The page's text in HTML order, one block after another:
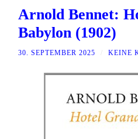
Arnold Bennet:
Babylon (1902)
30. SEPTEMBER 2025 KEINE